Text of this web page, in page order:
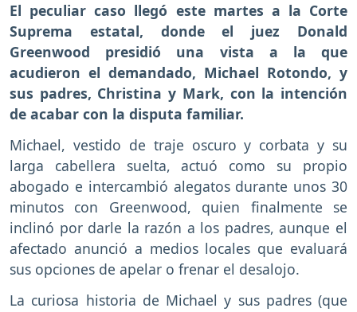
El peculiar caso llegó este martes a la Corte
Suprema estatal, donde el juez Donald
Greenwood presidió una vista a la que
acudieron el demandado, Michael Rotondo, y
sus padres, Christina y Mark, con la intención
de acabar con la disputa familiar.
Michael, vestido de traje oscuro y corbata y su
larga cabellera suelta, actuó como su propio
abogado e intercambió alegatos durante unos 30
minutos con Greenwood, quien finalmente se
inclinó por darle la razón a los padres, aunque el
afectado anunció a medios locales que evaluará
sus opciones de apelar o frenar el desalojo.
La curiosa historia de Michael y sus padres (que